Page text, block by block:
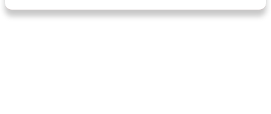
quinoa petit déjeuner méditerranéen poitrines de poulet grillées de jenny